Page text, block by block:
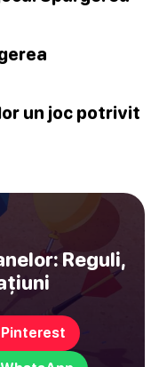
un joc potrivit
Reguli,
Pinterest